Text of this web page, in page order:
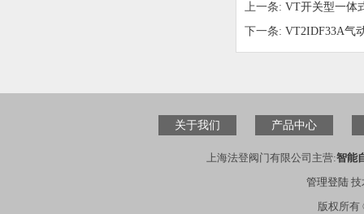
上一条: VT开关型一体
下一条: VT2IDF33A气
关于我们 产品中心
上海法登阀门有限公司主营:智能
管理登陆技
版权所